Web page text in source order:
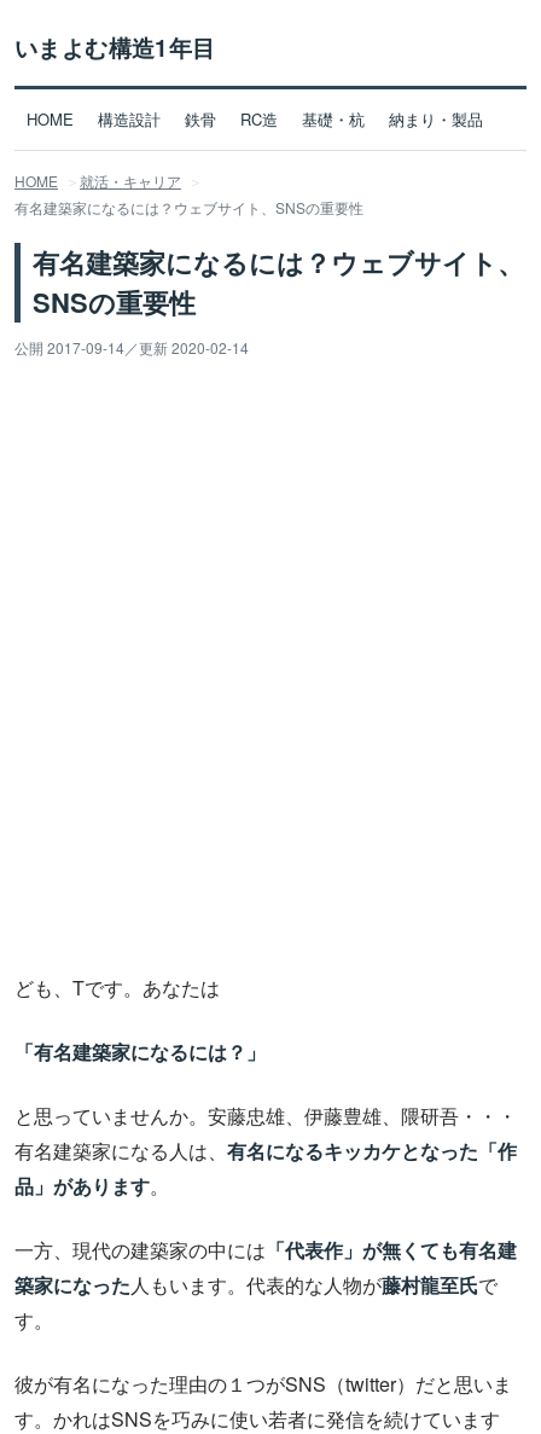
いまよむ構造1年目
HOME 構造設計 鉄骨 RC造 基礎・杭 納まり・製品
HOME
就活・キャリア
有名建築家になるには？ウェブサイト、SNSの重要性
有名建築家になるには？ウェブサイト、
SNSの重要性
公開 2017-09-14／更新 2020-02-14
ども、Tです。あなたは
「有名建築家になるには？」
と思っていませんか。安藤忠雄、伊藤豊雄、隈研吾・・・
有名建築家になる人は、 有名になるキッカケとなった「作
品」があります。
一方、現代の建築家の中には 「代表作」が無くても有名建
築家になった人もいます。代表的な人物が藤村龍至氏で
す。
彼が有名になった理由の１つがSNS（twitter）だと思いま
す。かれはSNSを巧みに使い若者に発信を続けています